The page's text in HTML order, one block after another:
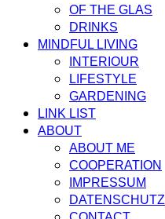
OF THE GLAS
DRINKS
MINDFUL LIVING
INTERIOUR
LIFESTYLE
GARDENING
LINK LIST
ABOUT
ABOUT ME
COOPERATION
IMPRESSUM
DATENSCHUTZ